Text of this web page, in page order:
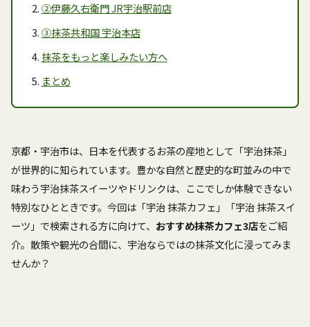
②伊藤久右衛門 JR宇治駅前店
③抹茶共和国 宇治本店
抹茶をもっと楽しみたい方へ
まとめ
京都・宇治市は、日本を代表するお茶の産地として「宇治抹茶」
が世界的に知られています。豊かな自然と歴史的な町並みの中で
味わう宇治抹茶スイーツやドリンクは、ここでしか体験できない
特別なひとときです。今回は「宇治 抹茶カフェ」「宇治 抹茶スイ
ーツ」で検索される方に向けて、 おすすめ抹茶カフェ3店をご紹
介。散策や観光の合間に、宇治ならではの抹茶文化に浸ってみま
せんか？